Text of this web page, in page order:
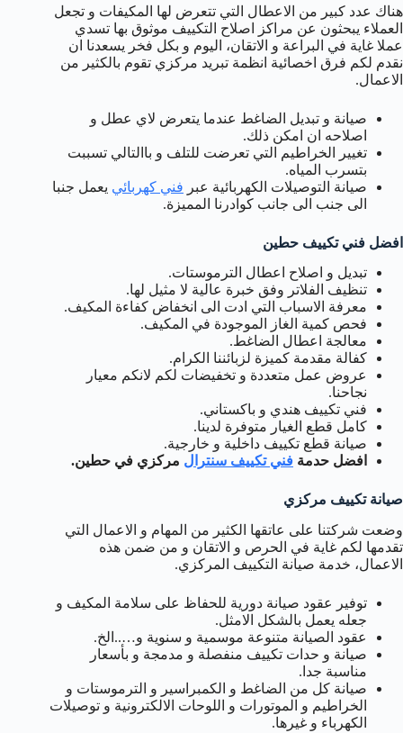
هناك عدد كبير من الاعطال التي تتعرض لها المكيفات و تجعل
العملاء يبحثون عن مراكز اصلاح التكييف موثوق بها تسدي
عملا غاية في البراعة و الاتقان، اليوم و بكل فخر يسعدنا ان
نقدم لكم فرق اخصائية انظمة تبريد مركزي تقوم بالكثير من
الاعمال.
صيانة و تبديل الضاغط عندما يتعرض لاي عطل و
اصلاحه ان امكن ذلك.
تغيير الخراطيم التي تعرضت للتلف و باالتالي تسببت
بتسرب المياه.
صيانة التوصيلات الكهربائية عبر فني كهربائي يعمل جنبا
الى جنب الى جانب كوادرنا المميزة.
افضل فني تكييف حطين
تبديل و اصلاح اعطال الترموستات.
تنظيف الفلاتر وفق خبرة عالية لا مثيل لها.
معرفة الاسباب التي ادت الى انخفاض كفاءة المكيف.
فحص كمية الغاز الموجودة في المكيف.
معالجة اعطال الضاغط.
كفالة مقدمة كميزة لزبائننا الكرام.
عروض عمل متعددة و تخفيضات لكم لانكم معيار
نجاحنا.
فني تكييف هندي و باكستاني.
كامل قطع الغيار متوفرة لدينا.
صيانة قطع تكييف داخلية و خارجية.
افضل حدمة فني تكييف سنترال مركزي في حطين.
صيانة تكييف مركزي
وضعت شركتنا على عاتقها الكثير من المهام و الاعمال التي
تقدمها لكم غاية في الحرص و الاتقان و من ضمن هذه
الاعمال، خدمة صيانة التكييف المركزي.
توفير عقود صيانة دورية للحفاظ على سلامة المكيف و
جعله يعمل بالشكل الامثل.
عقود الصيانة متنوعة موسمية و سنوية و…..الخ.
صيانة و حدات تكييف منفصلة و مدمجة و بأسعار
مناسبة جدا.
صيانة كل من الضاغط و الكمبراسير و الترموستات و
الخراطيم و الموتورات و اللوحات الالكترونية و توصيلات
الكهرباء و غيرها.